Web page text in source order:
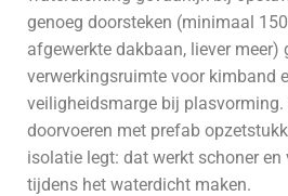
genoeg doorsteken (minimaal
afgewerkte dakbaan, liever meer)
verwerkingsruimte voor kimband
veiligheidsmarge bij plasvorming.
doorvoeren met prefab
isolatie legt: dat werkt schoner
tijdens het waterdicht maken.